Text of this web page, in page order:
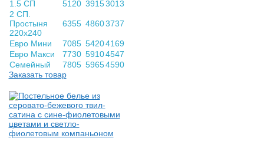
1.5 СП
5120 39153013
2 СП.
Простыня
220х240
6355 48603737
Евро Мини 7085 54204169
Евро Макси
7730 59104547
Семейный
7805 59654590
Заказать товар